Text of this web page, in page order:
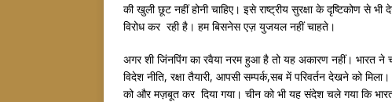
की खुली छूट नहीं होनी चाहिए। इसे राष्ट्रीय सुरक्षा के दृष्टिकोण से
विरोध कर रही है। हम बिसनेस एज़ युजयल नहीं चाहते।
अगर शी जिंनपिंग का रवैया नरम हुआ है तो यह अकारण नहीं। भारत
विदेश नीति, रक्षा तैयारी, आपसी सम्पर्क,सब में परिवर्तन देखने को
को और मज़बूत कर दिया गया। चीन को भी यह संदेश चले गया कि भारत